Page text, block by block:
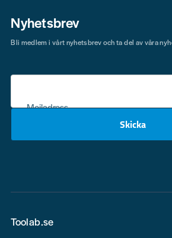
Nyhetsbrev
Mejladress
Skicka
Bli medlem i vårt nyhetsbrev och ta del av våra
Toolab.se